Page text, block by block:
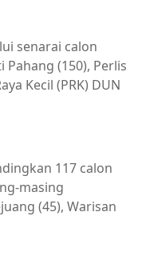
senarai calon
(150), Perlis
Kecil (PRK) DUN
117 calon
masing
(45), Warisan